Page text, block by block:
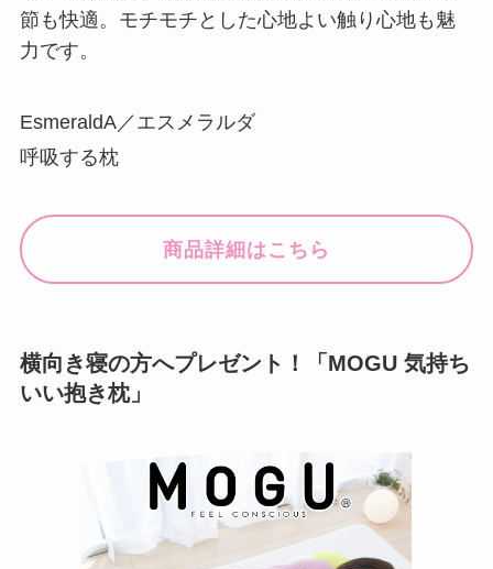
節も快適。モチモチとした心地よい触り心地も魅
力です。
EsmeraldA／エスメラルダ
呼吸する枕
商品詳細はこちら
横向き寝の方へプレゼント！「MOGU 気持ち
いい抱き枕」